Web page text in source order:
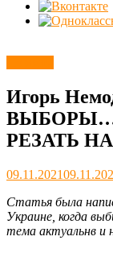
Игорь
ВЫБОРЫ…
РЕЗАТЬ
09.11.2021
Статья была
Украине,
тема актуальнв и